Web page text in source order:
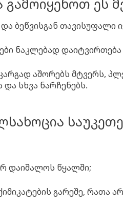
ეს
ბეწვისგან თავისუფალი
ნაკლებად დაიტვირთება
აშორებს მტვერს,
სხვა ნარჩენებს.
დაიშალოს წყალში;
გარეშე, რათა